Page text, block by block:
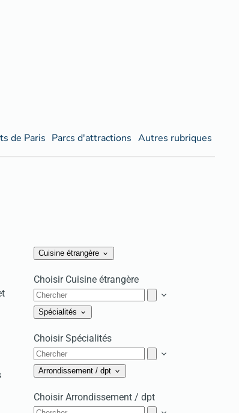
de Paris Parcs d'attractions Autres rubriques
Cuisine étrangère
Choisir Cuisine étrangère
Spécialités
Choisir Spécialités
Arrondissement / dpt
Choisir Arrondissement / dpt